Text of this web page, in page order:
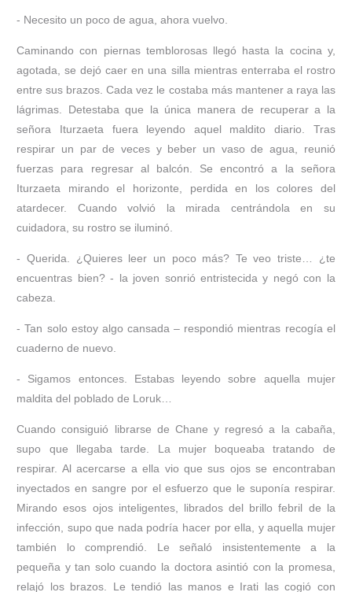
- Necesito un poco de agua, ahora vuelvo.
Caminando con piernas temblorosas llegó hasta la cocina y,
agotada, se dejó caer en una silla mientras enterraba el rostro
entre sus brazos. Cada vez le costaba más mantener a raya las
lágrimas. Detestaba que la única manera de recuperar a la
señora Iturzaeta fuera leyendo aquel maldito diario. Tras
respirar un par de veces y beber un vaso de agua, reunió
fuerzas para regresar al balcón. Se encontró a la señora
Iturzaeta mirando el horizonte, perdida en los colores del
atardecer. Cuando volvió la mirada centrándola en su
cuidadora, su rostro se iluminó.
- Querida. ¿Quieres leer un poco más? Te veo triste… ¿te
encuentras bien? - la joven sonrió entristecida y negó con la
cabeza.
- Tan solo estoy algo cansada – respondió mientras recogía el
cuaderno de nuevo.
- Sigamos entonces. Estabas leyendo sobre aquella mujer
maldita del poblado de Loruk…
Cuando consiguió librarse de Chane y regresó a la cabaña,
supo que llegaba tarde. La mujer boqueaba tratando de
respirar. Al acercarse a ella vio que sus ojos se encontraban
inyectados en sangre por el esfuerzo que le suponía respirar.
Mirando esos ojos inteligentes, librados del brillo febril de la
infección, supo que nada podría hacer por ella, y aquella mujer
también lo comprendió. Le señaló insistentemente a la
pequeña y tan solo cuando la doctora asintió con la promesa,
relajó los brazos. Le tendió las manos e Irati las cogió con